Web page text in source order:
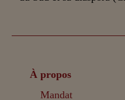
À propos
Mandat